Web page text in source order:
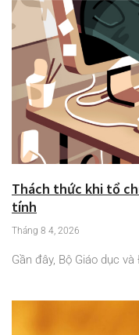
Thách thức khi tổ
tính
Tháng 8 4, 2026
Gần đây, Bộ Giáo dục